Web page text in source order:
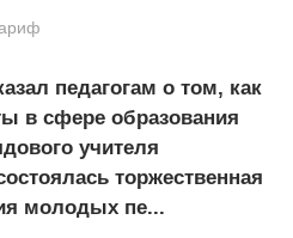
педагогам о том, как
в сфере образования
учителя
торжественная
молодых пе...